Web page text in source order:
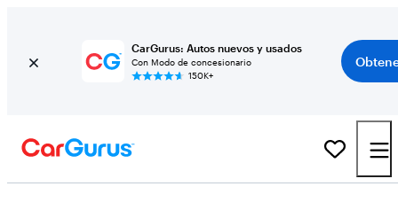
CarGurus: Autos nuevos y usados
Con Modo de concesionario
150K+